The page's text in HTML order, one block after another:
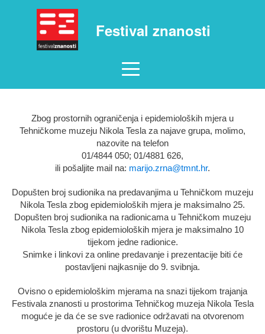
Festival znanosti
Zbog prostornih ograničenja i epidemioloških mjera u
Tehničkome muzeju Nikola Tesla za najave grupa, molimo,
nazovite na telefon
01/4844 050; 01/4881 626,
ili pošaljite mail na: marijo.zrna@tmnt.hr.
Dopušten broj sudionika na predavanjima u Tehničkom muzeju
Nikola Tesla zbog epidemioloških mjera je maksimalno 25.
Dopušten broj sudionika na radionicama u Tehničkom muzeju
Nikola Tesla zbog epidemioloških mjera je maksimalno 10
tijekom jedne radionice.
Snimke i linkovi za online predavanje i prezentacije biti će
postavljeni najkasnije do 9. svibnja.
Ovisno o epidemiološkim mjerama na snazi tijekom trajanja
Festivala znanosti u prostorima Tehničkog muzeja Nikola Tesla
moguće je da će se sve radionice održavati na otvorenom
prostoru (u dvorištu Muzeja).